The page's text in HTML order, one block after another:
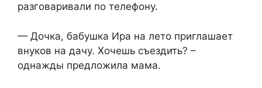
разговаривали по телефону.
— Дочка, бабушка Ира на лето приглашает
внуков на дачу. Хочешь съездить? –
однажды предложила мама.